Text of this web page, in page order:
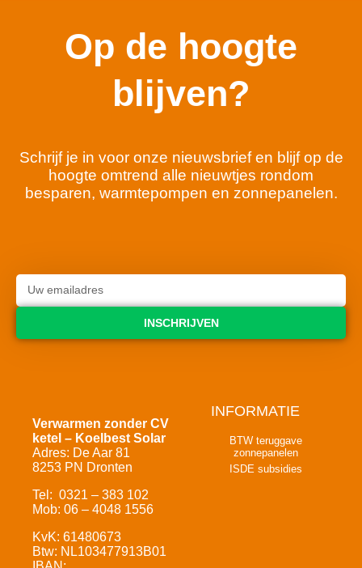
Op de hoogte
blijven?
Schrijf je in voor onze nieuwsbrief en blijf op de
hoogte omtrend alle nieuwtjes rondom
besparen, warmtepompen en zonnepanelen.
INSCHRIJVEN
Verwarmen zonder CV
ketel – Koelbest Solar
Adres: De Aar 81
8253 PN Dronten
Tel: 0321 – 383 102
Mob: 06 – 4048 1556
KvK: 61480673
Btw: NL103477913B01
INFORMATIE
BTW teruggave
zonnepanelen
ISDE subsidies